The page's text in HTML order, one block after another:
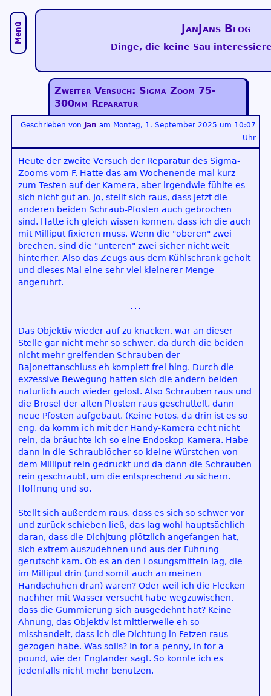
JanJans Blog
Dinge, die keine Sau
Zweiter Versuch: Sigma Zoom 75-
300mm Reparatur
Geschrieben von Jan am Montag, 1. September 2025 um 10:07
Uhr
Heute der zweite Versuch der Reparatur des Sigma-
Zooms vom F. Hatte das am Wochenende mal kurz
zum Testen auf der Kamera, aber irgendwie fühlte es
sich nicht gut an. Jo, stellt sich raus, dass jetzt die
anderen beiden Schraub-Pfosten auch gebrochen
sind. Hätte ich gleich wissen können, dass ich die auch
mit Milliput fixieren muss. Wenn die "oberen" zwei
brechen, sind die "unteren" zwei sicher nicht weit
hinterher. Also das Zeugs aus dem Kühlschrank geholt
und dieses Mal eine sehr viel kleinerer Menge
angerührt.
Das Objektiv wieder auf zu knacken, war an dieser
Stelle gar nicht mehr so schwer, da durch die beiden
nicht mehr greifenden Schrauben der
Bajonettanschluss eh komplett frei hing. Durch die
exzessive Bewegung hatten sich die andern beiden
natürlich auch wieder gelöst. Also Schrauben raus und
die Brösel der alten Pfosten raus geschüttelt, dann
neue Pfosten aufgebaut. (Keine Fotos, da drin ist es so
eng, da komm ich mit der Handy-Kamera echt nicht
rein, da bräuchte ich so eine Endoskop-Kamera. Habe
dann in die Schraublöcher so kleine Würstchen von
dem Milliput rein gedrückt und da dann die Schrauben
rein geschraubt, um die entsprechend zu sichern.
Hoffnung und so.
Stellt sich außerdem raus, dass es sich so schwer vor
und zurück schieben ließ, das lag wohl hauptsächlich
daran, dass die Dichjtung plötzlich angefangen hat,
sich extrem auszudehnen und aus der Führung
gerutscht kam. Ob es an den Lösungsmitteln lag, die
im Milliput drin (und somit auch an meinen
Handschuhen dran) waren? Oder weil ich die Flecken
nachher mit Wasser versucht habe wegzuwischen,
dass die Gummierung sich ausgedehnt hat? Keine
Ahnung, das Objektiv ist mittlerweile eh so
misshandelt, dass ich die Dichtung in Fetzen raus
gezogen habe. Was solls? In for a penny, in for a
pound, wie der Engländer sagt. So konnte ich es
jedenfalls nicht mehr benutzen.
Menü